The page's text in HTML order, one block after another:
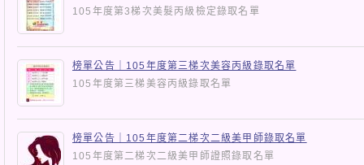
105年度第3梯次美髮丙級檢定錄取名單
榜單公告｜105年度第三梯次美容丙級錄取名單
105年度第三梯美容丙級錄取名單
榜單公告｜105年度第二梯次二級美甲師錄取名單
105年度第二梯次二級美甲師證照錄取名單